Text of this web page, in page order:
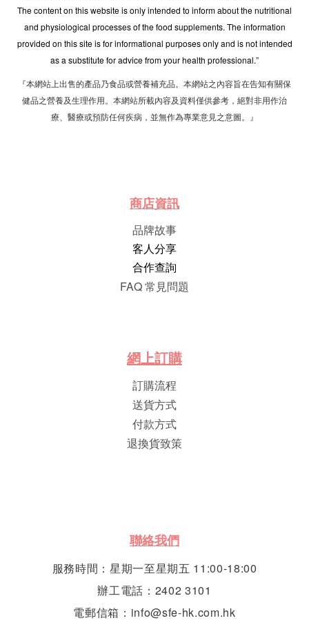
The content on this website is only intended to inform about the nutritional
and physiological processes of the food supplements. The information
provided on this site is for informational purposes only and is not intended
as a substitute for advice from your health professional.”
『本網站上出售的產品乃食品或營養補充品。本網站之內容旨在告知有關保
健品之營養及生理作用。本網站所載內容及資料僅供參考，絕對非用作治
療、醫療或預防任何疾病，並無作為專業意見之意圖。』
商店資訊
品牌故事
客人分享
合作查詢
FAQ 常見問題
網上訂購
訂購流程
送貨方式
付款方式
退換貨致策
聯絡我們
服務時間：星期一至星期五 11:00-18:00
辦工電話：2402 3101
電郵信箱：info@sfe-hk.com.hk